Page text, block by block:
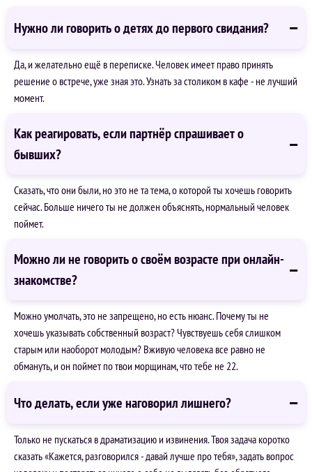
Нужно ли говорить о детях до первого свидания?
Да, и желательно ещё в переписке. Человек имеет право принять
решение о встрече, уже зная это. Узнать за столиком в кафе - не лучший
момент.
Как реагировать, если партнёр спрашивает о
бывших?
Сказать, что они были, но это не та тема, о которой ты хочешь говорить
сейчас. Больше ничего ты не должен объяснять, нормальный человек
поймет.
Можно ли не говорить о своём возрасте при онлайн-
знакомстве?
Можно умолчать, это не запрещено, но есть нюанс. Почему ты не
хочешь указывать собственный возраст? Чувствуешь себя слишком
старым или наоборот молодым? Вживую человека все равно не
обмануть, и он поймет по твои морщинам, что тебе не 22.
Что делать, если уже наговорил лишнего?
Только не пускаться в драматизацию и извинения. Твоя задача коротко
сказать «Кажется, разговорился - давай лучше про тебя», задать вопрос